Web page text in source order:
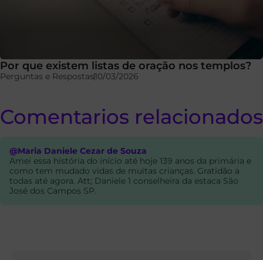
Por que existem listas de oração nos templos?
Perguntas e Respostas10/03/2026
Comentarios relacionados
@Maria Daniele Cezar de Souza
Amei essa história do início até hoje 139 anos da primária e
como tem mudado vidas de muitas crianças. Gratidão a
todas até agora. Att; Daniele 1 conselheira da estaca São
José dos Campos SP.